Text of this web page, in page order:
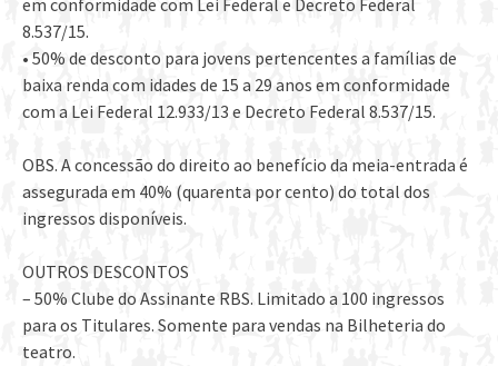
em conformidade com Lei Federal e Decreto Federal
8.537/15.
• 50% de desconto para jovens pertencentes a famílias de
baixa renda com idades de 15 a 29 anos em conformidade
com a Lei Federal 12.933/13 e Decreto Federal 8.537/15.
OBS. A concessão do direito ao benefício da meia-entrada é
assegurada em 40% (quarenta por cento) do total dos
ingressos disponíveis.
OUTROS DESCONTOS
– 50% Clube do Assinante RBS. Limitado a 100 ingressos
para os Titulares. Somente para vendas na Bilheteria do
teatro.